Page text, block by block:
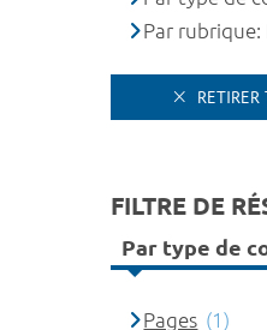
Par
RETIRER
FILTRE DE
Par type de
Pages (1)